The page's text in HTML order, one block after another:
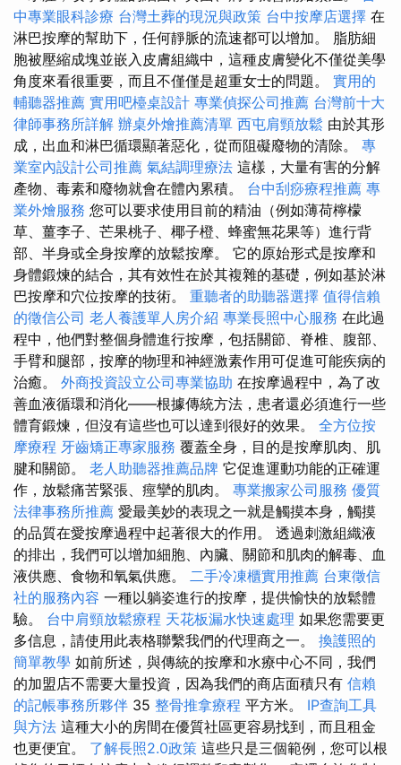
中專業眼科診療 台灣土葬的現況與政策 台中按摩店選擇 在
淋巴按摩的幫助下，任何靜脈的流速都可以增加。 脂肪細
胞被壓縮成塊並嵌入皮膚組織中，這種皮膚變化不僅從美學
角度來看很重要，而且不僅僅是超重女士的問題。 實用的
輔聽器推薦 實用吧檯桌設計 專業偵探公司推薦 台灣前十大
律師事務所詳解 辦桌外燴推薦清單 西屯肩頸放鬆 由於其形
成，出血和淋巴循環顯著惡化，從而阻礙廢物的清除。 專
業室內設計公司推薦 氣結調理療法 這樣，大量有害的分解
產物、毒素和廢物就會在體內累積。 台中刮痧療程推薦 專
業外燴服務 您可以要求使用目前的精油（例如薄荷檸檬
草、薑李子、芒果桃子、椰子橙、蜂蜜無花果等）進行背
部、半身或全身按摩的放鬆按摩。 它的原始形式是按摩和
身體鍛煉的結合，其有效性在於其複雜的基礎，例如基於淋
巴按摩和穴位按摩的技術。 重聽者的助聽器選擇 值得信賴
的徵信公司 老人養護單人房介紹 專業長照中心服務 在此過
程中，他們對整個身體進行按摩，包括關節、脊椎、腹部、
手臂和腿部，按摩的物理和神經激素作用可促進可能疾病的
治癒。 外商投資設立公司專業協助 在按摩過程中，為了改
善血液循環和消化——根據傳統方法，患者還必須進行一些
體育鍛煉，但沒有這些也可以達到很好的效果。 全方位按
摩療程 牙齒矯正專家服務 覆蓋全身，目的是按摩肌肉、肌
腱和關節。 老人助聽器推薦品牌 它促進運動功能的正確運
作，放鬆痛苦緊張、痙攣的肌肉。 專業搬家公司服務 優質
法律事務所推薦 愛最美妙的表現之一就是觸摸本身，觸摸
的品質在愛按摩過程中起著很大的作用。 透過刺激組織液
的排出，我們可以增加細胞、內臟、關節和肌肉的解毒、血
液供應、食物和氧氣供應。 二手冷凍櫃實用推薦 台東徵信
社的服務內容 一種以躺姿進行的按摩，提供愉快的放鬆體
驗。 台中肩頸放鬆療程 天花板漏水快速處理 如果您需要更
多信息，請使用此表格聯繫我們的代理商之一。 換護照的
簡單教學 如前所述，與傳統的按摩和水療中心不同，我們
的加盟店不需要大量投資，因為我們的商店面積只有 信賴
的記帳事務所夥伴 35 整骨推拿療程 平方米。 IP查詢工具
與方法 這種大小的房間在優質社區更容易找到，而且租金
也更便宜。 了解長照2.0政策 這些只是三個範例，您可以根